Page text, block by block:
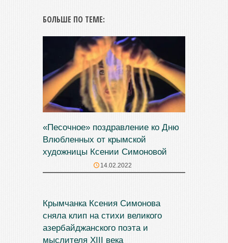
БОЛЬШЕ ПО ТЕМЕ:
«Песочное» поздравление ко Дню
Влюбленных от крымской
художницы Ксении Симоновой
14.02.2022
Крымчанка Ксения Симонова
сняла клип на стихи великого
азербайджанского поэта и
мыслителя ХIII века